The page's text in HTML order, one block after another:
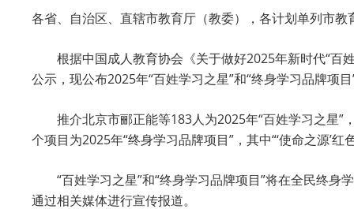
各省、自治区、直辖市教育厅（教委），各计划单列市
根据中国成人教育协会《关于做好2025年新时代“百
公示，现公布2025年“百姓学习之星”和“终身学习品牌项
推介北京市郦正能等183人为2025年“百姓学习之星”
个项目为2025年“终身学习品牌项目”，其中“‘使命之源’
“百姓学习之星”和“终身学习品牌项目”将在全民终
通过相关媒体进行宣传报道。